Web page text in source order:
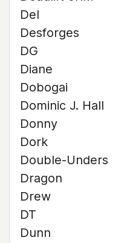
Del
Desforges
DG
Diane
Dobogai
Dominic J. Hall
Donny
Dork
Double-Unders
Dragon
Drew
DT
Dunn